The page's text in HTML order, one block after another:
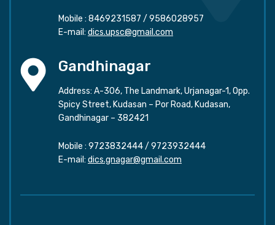
Mobile : 8469231587 / 9586028957
E-mail: dics.upsc@gmail.com
Gandhinagar
Address: A-306, The Landmark, Urjanagar-1, Opp.
Spicy Street, Kudasan – Por Road, Kudasan,
Gandhinagar – 382421
Mobile : 9723832444/ 9723932444
E-mail: dics.gnagar@gmail.com